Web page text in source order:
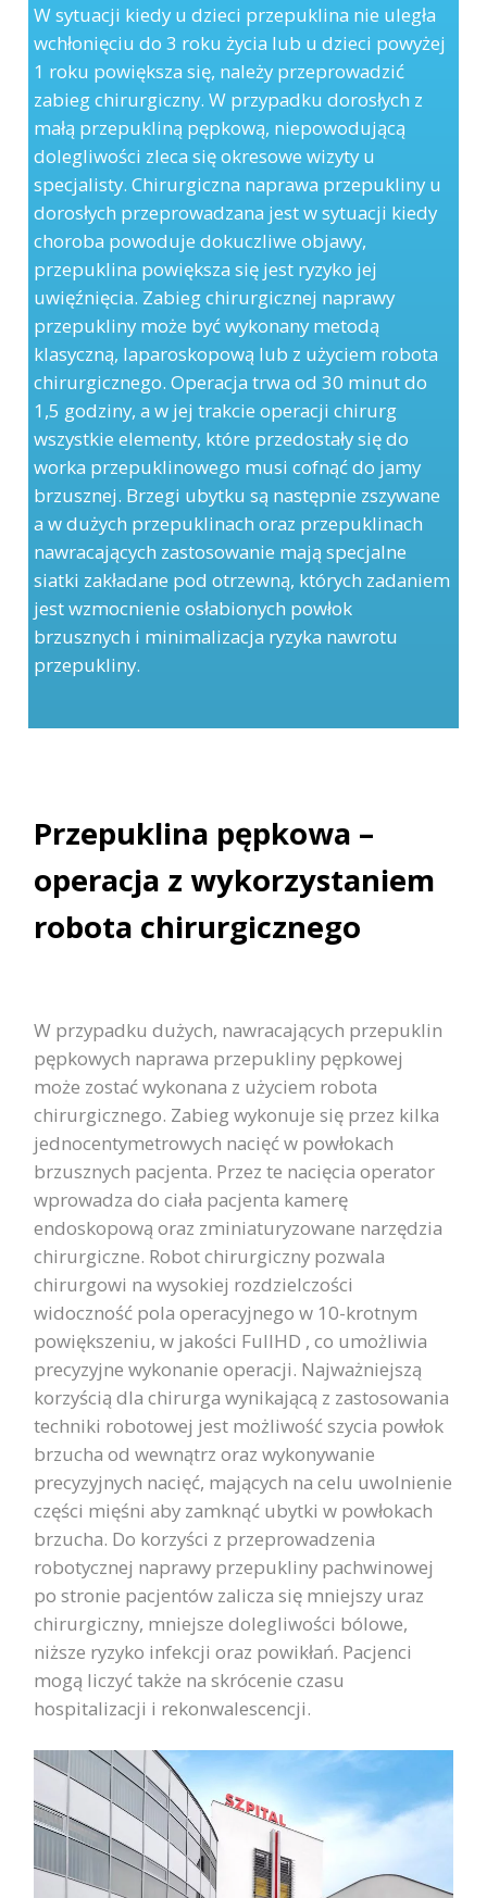
W sytuacji kiedy u dzieci przepuklina nie uległa
wchłonięciu do 3 roku życia lub u dzieci powyżej
1 roku powiększa się, należy przeprowadzić
zabieg chirurgiczny. W przypadku dorosłych z
małą przepukliną pępkową, niepowodującą
dolegliwości zleca się okresowe wizyty u
specjalisty. Chirurgiczna naprawa przepukliny u
dorosłych przeprowadzana jest w sytuacji kiedy
choroba powoduje dokuczliwe objawy,
przepuklina powiększa się jest ryzyko jej
uwięźnięcia. Zabieg chirurgicznej naprawy
przepukliny może być wykonany metodą
klasyczną, laparoskopową lub z użyciem robota
chirurgicznego. Operacja trwa od 30 minut do
1,5 godziny, a w jej trakcie operacji chirurg
wszystkie elementy, które przedostały się do
worka przepuklinowego musi cofnąć do jamy
brzusznej. Brzegi ubytku są następnie zszywane
a w dużych przepuklinach oraz przepuklinach
nawracających zastosowanie mają specjalne
siatki zakładane pod otrzewną, których zadaniem
jest wzmocnienie osłabionych powłok
brzusznych i minimalizacja ryzyka nawrotu
przepukliny.
Przepuklina pępkowa –
operacja z wykorzystaniem
robota chirurgicznego
W przypadku dużych, nawracających przepuklin
pępkowych naprawa przepukliny pępkowej
może zostać wykonana z użyciem robota
chirurgicznego. Zabieg wykonuje się przez kilka
jednocentymetrowych nacięć w powłokach
brzusznych pacjenta. Przez te nacięcia operator
wprowadza do ciała pacjenta kamerę
endoskopową oraz zminiaturyzowane narzędzia
chirurgiczne. Robot chirurgiczny pozwala
chirurgowi na wysokiej rozdzielczości
widoczność pola operacyjnego w 10-krotnym
powiększeniu, w jakości FullHD , co umożliwia
precyzyjne wykonanie operacji. Najważniejszą
korzyścią dla chirurga wynikającą z zastosowania
techniki robotowej jest możliwość szycia powłok
brzucha od wewnątrz oraz wykonywanie
precyzyjnych nacięć, mających na celu uwolnienie
części mięśni aby zamknąć ubytki w powłokach
brzucha. Do korzyści z przeprowadzenia
robotycznej naprawy przepukliny pachwinowej
po stronie pacjentów zalicza się mniejszy uraz
chirurgiczny, mniejsze dolegliwości bólowe,
niższe ryzyko infekcji oraz powikłań. Pacjenci
mogą liczyć także na skrócenie czasu
hospitalizacji i rekonwalescencji.